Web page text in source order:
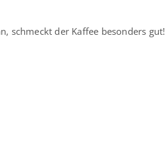
schmeckt der Kaffee besonders gut!